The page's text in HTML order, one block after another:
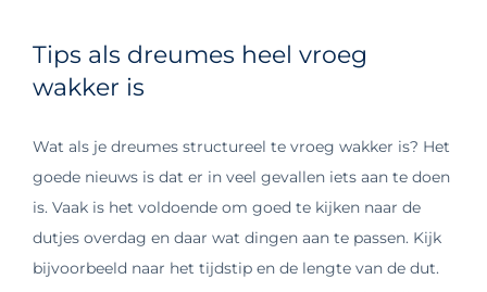
Tips als dreumes heel vroeg
wakker is
Wat als je dreumes structureel te vroeg wakker is? Het
goede nieuws is dat er in veel gevallen iets aan te doen
is. Vaak is het voldoende om goed te kijken naar de
dutjes overdag en daar wat dingen aan te passen. Kijk
bijvoorbeeld naar het tijdstip en de lengte van de dut.